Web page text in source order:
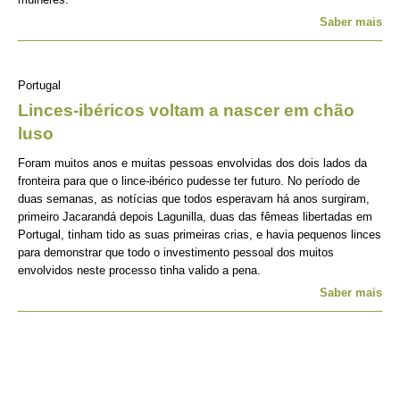
Saber mais
Portugal
Linces-ibéricos voltam a nascer em chão
luso
Foram muitos anos e muitas pessoas envolvidas dos dois lados da
fronteira para que o lince-ibérico pudesse ter futuro. No período de
duas semanas, as notícias que todos esperavam há anos surgiram,
primeiro Jacarandá depois Lagunilla, duas das fêmeas libertadas em
Portugal, tinham tido as suas primeiras crias, e havia pequenos linces
para demonstrar que todo o investimento pessoal dos muitos
envolvidos neste processo tinha valido a pena.
Saber mais